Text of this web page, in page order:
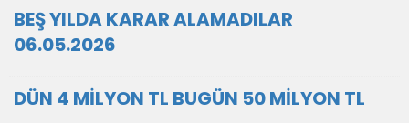
BEŞ YILDA KARAR ALAMADILAR
06.05.2026
DÜN 4 MİLYON TL BUGÜN 50 MİLYON TL